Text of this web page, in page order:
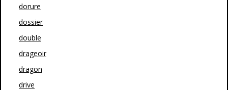
dorure
dossier
double
drageoir
dragon
drive